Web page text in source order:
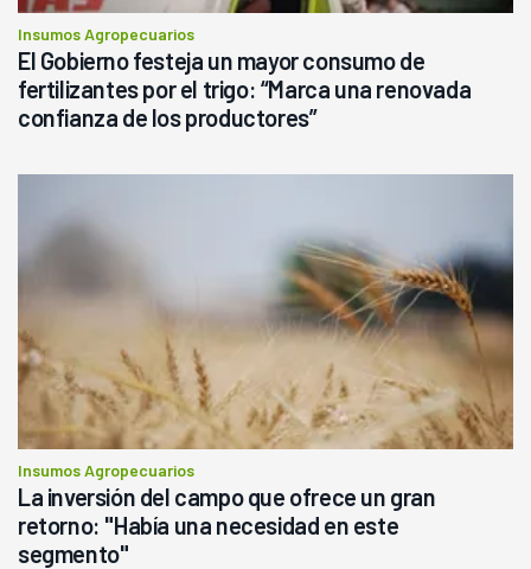
Insumos Agropecuarios
El Gobierno festeja un mayor consumo de
fertilizantes por el trigo: “Marca una renovada
confianza de los productores”
Insumos Agropecuarios
La inversión del campo que ofrece un gran
retorno: "Había una necesidad en este
segmento"